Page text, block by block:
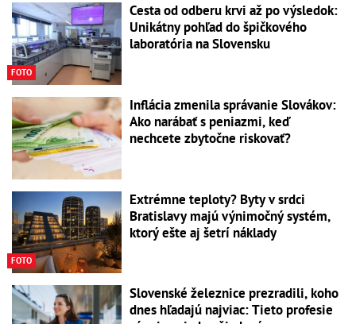
FOTO
Cesta od odberu krvi až po výsledok:
Unikátny pohľad do špičkového
laboratória na Slovensku
Inflácia zmenila správanie Slovákov:
Ako narábať s peniazmi, keď
nechcete zbytočne riskovať?
FOTO
Extrémne teploty? Byty v srdci
Bratislavy majú výnimočný systém,
ktorý ešte aj šetrí náklady
Slovenské železnice prezradili, koho
dnes hľadajú najviac: Tieto profesie